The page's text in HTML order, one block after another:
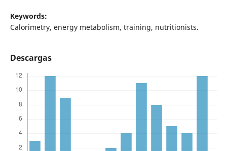
Keywords:
Calorimetry, energy metabolism, training, nutritionists.
Descargas